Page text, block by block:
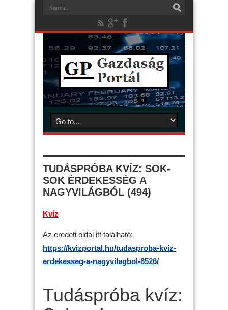
TUDÁSPRÓBA KVÍZ: SOK-
SOK ÉRDEKESSÉG A
NAGYVILÁGBÓL (494)
Kvíz
Az eredeti oldal itt található:
https://kvizportal.hu/tudasproba-kviz-
erdekesseg-a-nagyvilagbol-8526/
Tudáspróba kvíz: